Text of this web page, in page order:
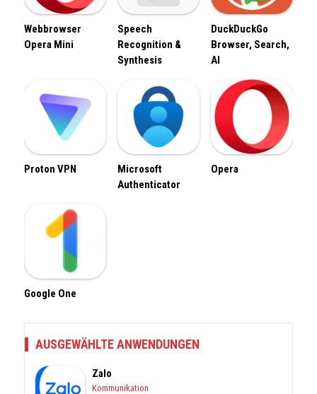
Webbrowser
Opera Mini
Speech
Recognition &
Synthesis
DuckDuckGo
Browser, Search,
AI
Proton VPN
Microsoft
Authenticator
Opera
Google One
AUSGEWÄHLTE ANWENDUNGEN
Zalo
Kommunikation